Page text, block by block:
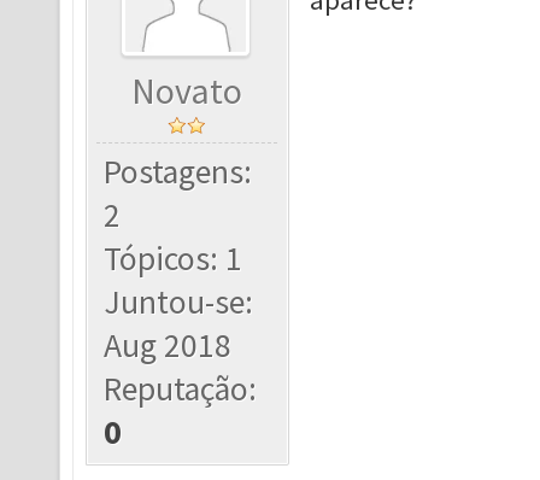
Novato
Postagens:
2
Tópicos: 1
Juntou-se:
Aug 2018
Reputação:
0